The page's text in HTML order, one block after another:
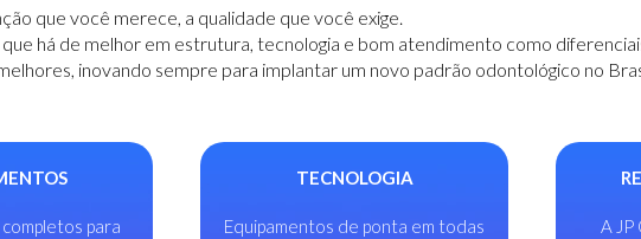
que você merece, a qualidade que você exige.
há de melhor em estrutura, tecnologia e bom atendimento como
inovando sempre para implantar um novo padrão odontológico no
para
TECNOLOGIA
Equipamentos de ponta em todas
A